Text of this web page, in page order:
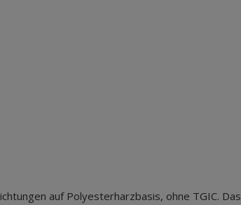
auf Polyesterharzbasis, ohne TGIC. Das